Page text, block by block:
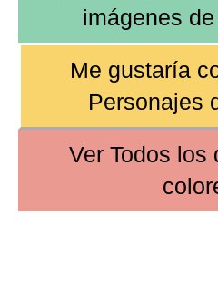
imágenes de
Me gustaría
Personajes
Ver Todos los